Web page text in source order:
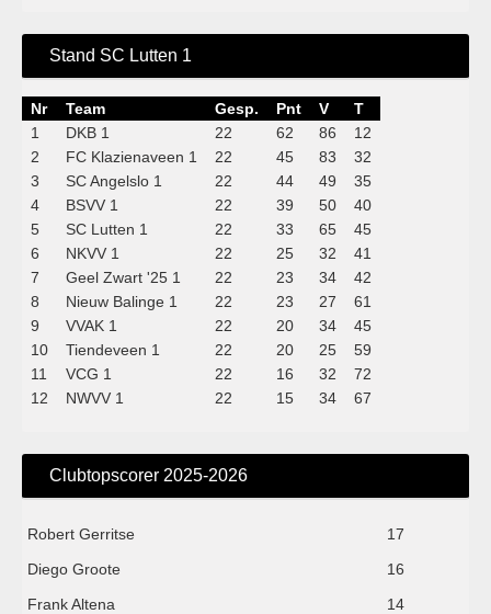
Stand SC Lutten 1
Nr Team Gesp. Pnt V
T
1
DKB 1 22 62 86
12
2
FC Klazienaveen 1 22 45 83
32
3
SC Angelslo 1 22 44 49
35
4
BSVV 1 22 39 50
40
5
SC Lutten 1 22 33 65
45
6
NKVV 1 22 25 32
41
7
Geel Zwart '25 1 22 23 34
42
8
Nieuw Balinge 1 22 23 27
61
9
VVAK 1 22 20 34
45
10
Tiendeveen 1 22 20 25
59
11
VCG 1 22 16 32
72
12
NWVV 1 22 15 34 67
Clubtopscorer 2025-2026
Robert Gerritse
17
Diego Groote
16
Frank Altena
14